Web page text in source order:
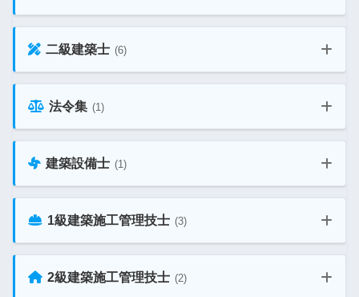
一級建築士 学科試験 教材ガイド
一級建築士 独学合格ガイド
二級建築士 (6)
二級建築士 学科試験 教材ガイド
二級建築士 独学合格ガイド
法令集 (1)
建築士試験 おすすめ法令集6選
建築設備士 (1)
建築設備士 教材ガイド
1級建築施工管理技士 (3)
1級建築施工管理技士 一次 教材ガイド
2級建築施工管理技士 (2)